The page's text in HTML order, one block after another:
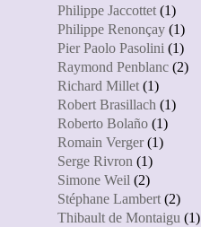
Philippe Jaccottet (1)
Philippe Renonçay (1)
Pier Paolo Pasolini (1)
Raymond Penblanc (2)
Richard Millet (1)
Robert Brasillach (1)
Roberto Bolaño (1)
Romain Verger(1)
Serge Rivron (1)
Simone Weil (2)
Stéphane Lambert (2)
Thibault de Montaigu (1)